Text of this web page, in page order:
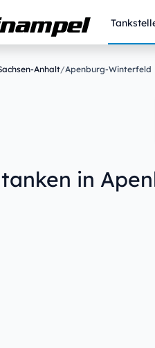
Anhalt/Apenburg-Winterfeld
in